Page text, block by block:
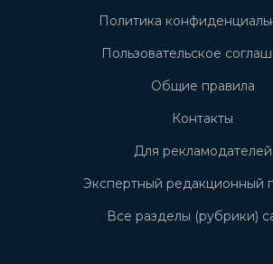
Политика
Пользовательское
Общие правила
Контакты
Для рекламодателей
Экспертный редакционный
Все разделы (рубрики)